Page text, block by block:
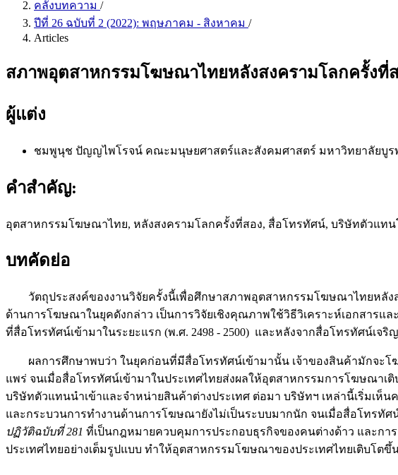
คลังบทความ /
ปีที่ 26 ฉบับที่ 2 (2022): พฤษภาคม - สิงหาคม /
Articles
สภาพอุตสาหกรรมโฆษณาไทยหลังสงครามโลกครั้งที่
ผู้แต่ง
ชมพูนุช ปัญญไพโรจน์ คณะมนุษยศาสตร์และสังคมศาสตร์ มหาวิทยาลัยบูร
คำสำคัญ:
อุตสาหกรรมโฆษณาไทย, หลังสงครามโลกครั้งที่สอง, สื่อโทรทัศน์, บริษัทตัวแท
บทคัดย่อ
วัตถุประสงค์ของงานวิจัยครั้งนี้เพื่อศึกษาสภาพอุตสาหกรรมโฆษณาไทยหลัง
ด้านการโฆษณาในยุคดังกล่าว เป็นการวิจัยเชิงคุณภาพใช้วิธีวิเคราะห์เอกสารแ
ที่สื่อโทรทัศน์เข้ามาในระยะแรก (พ.ศ. 2498 - 2500) และหลังจากสื่อโทรทัศน์เจริญ
ผลการศึกษาพบว่า ในยุคก่อนที่มีสื่อโทรทัศน์เข้ามานั้น เจ้าของสินค้ามักจะโฆ
แพร่ จนเมื่อสื่อโทรทัศน์เข้ามาในประเทศไทยส่งผลให้อุตสาหกรรมการโฆษณา
บริษัทตัวแทนนำเข้าและจำหน่ายสินค้าต่างประเทศ ต่อมา บริษัทฯ เหล่านี้เริ่มเ
และกระบวนการทำงานด้านการโฆษณายังไม่เป็นระบบมากนัก จนเมื่อสื่อโทร
ปฏิวัติฉบับที่281 ที่เป็นกฎหมายควบคุมการประกอบธุรกิจของคนต่างด้าว และกา
ประเทศไทยอย่างเต็มรูปแบบ ทำให้อุตสาหกรรมโฆษณาของประเทศไทยเติบโตขึ้